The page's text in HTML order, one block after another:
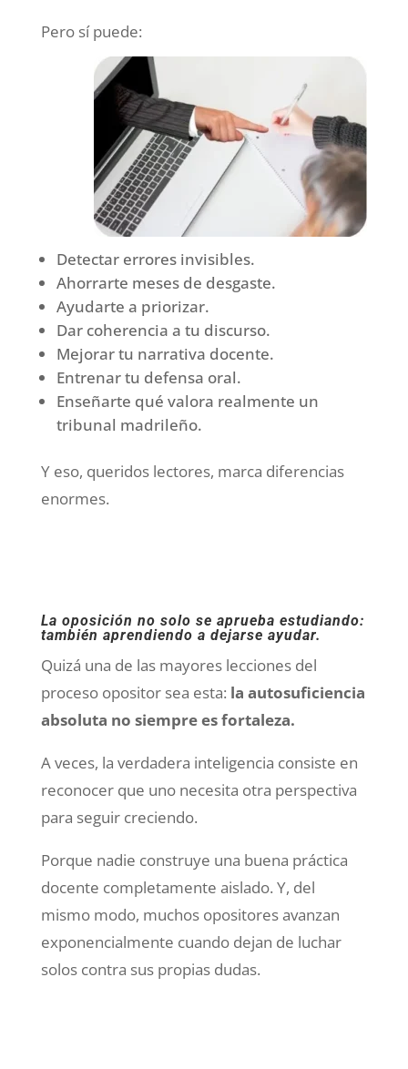
Pero sí puede:
Detectar errores invisibles.
Ahorrarte meses de desgaste.
Ayudarte a priorizar.
Dar coherencia a tu discurso.
Mejorar tu narrativa docente.
Entrenar tu defensa oral.
Enseñarte qué valora realmente un
tribunal madrileño.
Y eso, queridos lectores, marca diferencias
enormes.
La oposición no solo se aprueba estudiando:
también aprendiendo a dejarse ayudar.
Quizá una de las mayores lecciones del
proceso opositor sea esta: la autosuficiencia
absoluta no siempre es fortaleza.
A veces, la verdadera inteligencia consiste en
reconocer que uno necesita otra perspectiva
para seguir creciendo.
Porque nadie construye una buena práctica
docente completamente aislado. Y, del
mismo modo, muchos opositores avanzan
exponencialmente cuando dejan de luchar
solos contra sus propias dudas.